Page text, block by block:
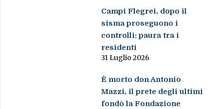
Campi Flegrei, dopo il
sisma proseguono i
controlli: paura tra i
residenti
31 Luglio 2026
È morto don Antonio
Mazzi, il prete degli ultimi
fondò la Fondazione